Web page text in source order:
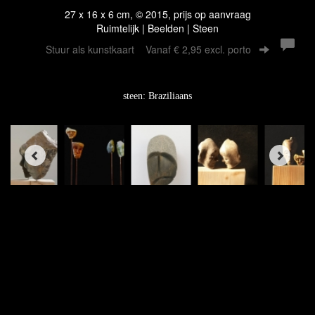
27 x 16 x 6 cm, © 2015, prijs op aanvraag
Ruimtelijk | Beelden | Steen
Stuur als kunstkaart Vanaf € 2,95 excl. porto
steen: Braziliaans